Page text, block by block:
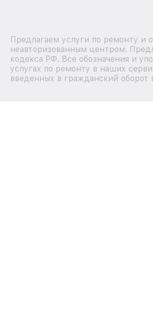
Предлагаем услуги по ремонту и
неавторизованным центром.
кодекса РФ. Все обозначения и
услугах по ремонту в наших
введенных в гражданский оборот